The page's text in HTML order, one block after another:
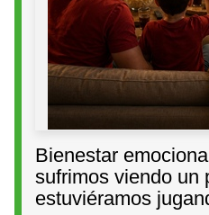
Bienestar
sufrimos viendo un
estuviéramos